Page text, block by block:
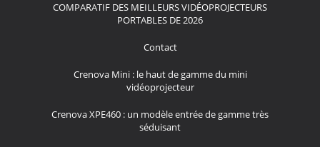
COMPARATIF DES MEILLEURS VIDÉOPROJECTEURS
PORTABLES DE 2026
Contact
Crenova Mini : le haut de gamme du mini
vidéoprojecteur
Crenova XPE460 : un modèle entrée de gamme très
séduisant